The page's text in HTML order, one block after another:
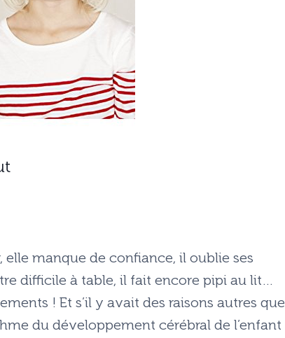
manque de confiance, il oublie ses
difficile à table, il fait encore pipi au lit…
! Et s’il y avait des raisons autres que
du développement cérébral de l’enfant